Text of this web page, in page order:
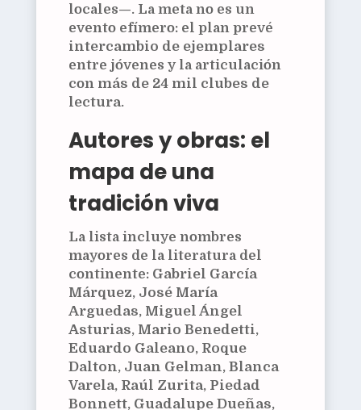
locales—. La meta no es un
evento efímero: el plan prevé
intercambio de ejemplares
entre jóvenes y la articulación
con más de 24 mil clubes de
lectura.
Autores y obras: el
mapa de una
tradición viva
La lista incluye nombres
mayores de la literatura del
continente: Gabriel García
Márquez, José María
Arguedas, Miguel Ángel
Asturias, Mario Benedetti,
Eduardo Galeano, Roque
Dalton, Juan Gelman, Blanca
Varela, Raúl Zurita, Piedad
Bonnett, Guadalupe Dueñas,